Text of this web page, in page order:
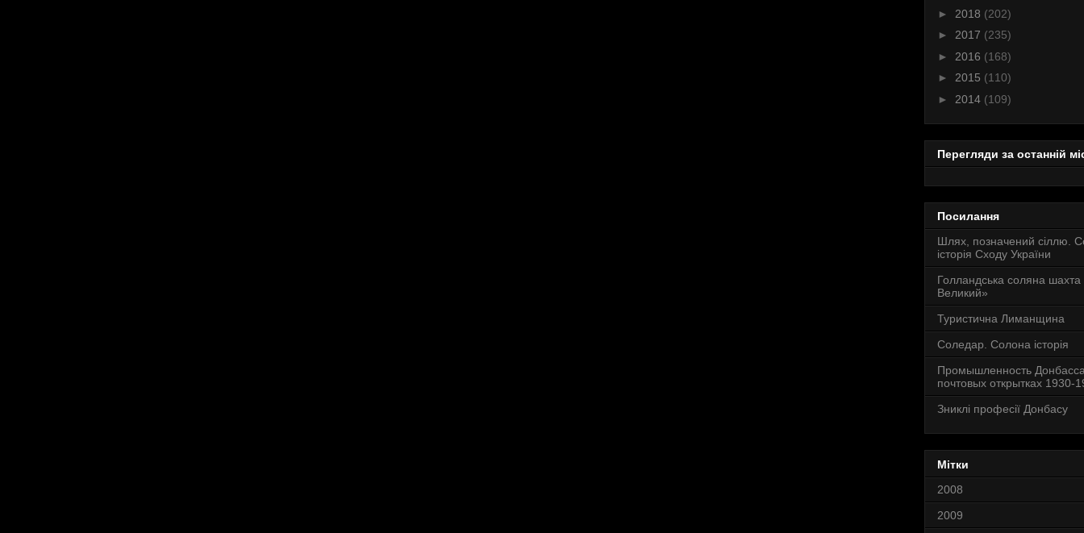
► 2018 (202)
► 2017 (235)
► 2016 (168)
► 2015 (110)
► 2014 (109)
Перегляди за останній
Посилання
Шлях, позначений сіллю.
історія Сходу України
Голландська соляна
Великий»
Туристична Лиманщина
Соледар. Солона історія
Промышленность
почтовых открытках 1930-
Зниклі професії Донбасу
Мітки
2008
2009